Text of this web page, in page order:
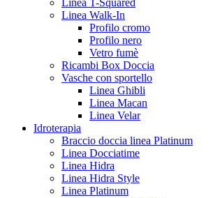
Linea T-Squared
Linea Walk-In
Profilo cromo
Profilo nero
Vetro fumè
Ricambi Box Doccia
Vasche con sportello
Linea Ghibli
Linea Macan
Linea Velar
Idroterapia
Braccio doccia linea Platinum
Linea Docciatime
Linea Hidra
Linea Hidra Style
Linea Platinum